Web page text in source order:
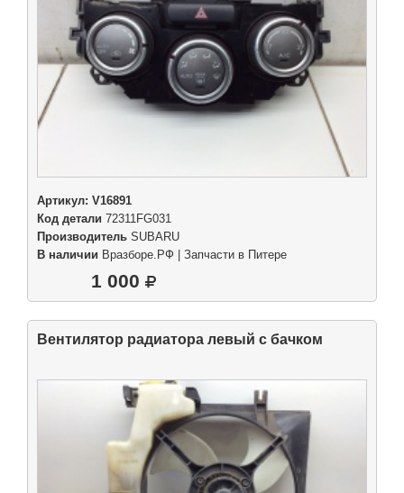
Артикул: V16891
Код детали 72311FG031
Производитель SUBARU
В наличии Вразборе.РФ | Запчасти в Питере
1 000
Вентилятор радиатора левый с бачком